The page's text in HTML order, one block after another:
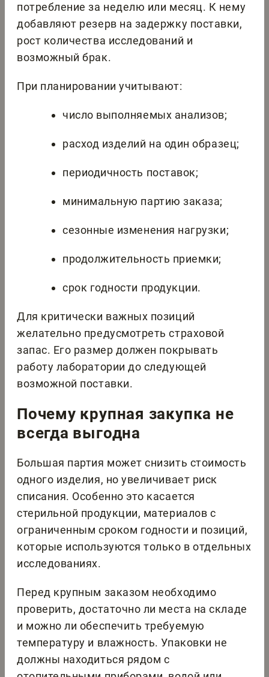
потребление за неделю или месяц. К нему
добавляют резерв на задержку поставки,
рост количества исследований и
возможный брак.
При планировании учитывают:
число выполняемых анализов;
расход изделий на один образец;
периодичность поставок;
минимальную партию заказа;
сезонные изменения нагрузки;
продолжительность приемки;
срок годности продукции.
Для критически важных позиций
желательно предусмотреть страховой
запас. Его размер должен покрывать
работу лаборатории до следующей
возможной поставки.
Почему крупная закупка не
всегда выгодна
Большая партия может снизить стоимость
одного изделия, но увеличивает риск
списания. Особенно это касается
стерильной продукции, материалов с
ограниченным сроком годности и позиций,
которые используются только в отдельных
исследованиях.
Перед крупным заказом необходимо
проверить, достаточно ли места на складе
и можно ли обеспечить требуемую
температуру и влажность. Упаковки не
должны находиться рядом с